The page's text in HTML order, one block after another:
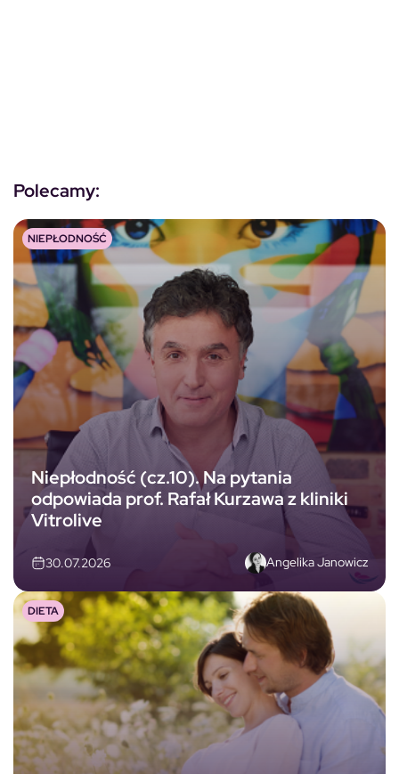
Polecamy:
Niepłodność (cz.10). Na pytania
odpowiada prof. Rafał Kurzawa z kliniki
Vitrolive
30.07.2026 Angelika Janowicz
NIEPŁODNOŚĆ
DIETA